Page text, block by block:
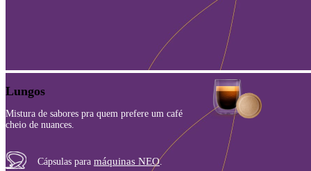
Lungos
Mistura de sabores pra quem prefere um café
cheio de nuances.
Cápsulas para máquinas NEO.